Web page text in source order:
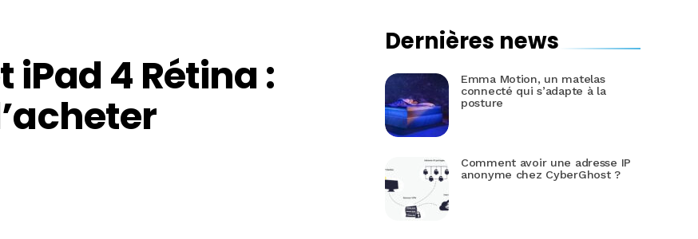
4 Rétina :
Dernières news
Emma Motion, un matelas
connecté qui s’adapte à la
posture
Comment avoir une adresse IP
anonyme chez CyberGhost ?